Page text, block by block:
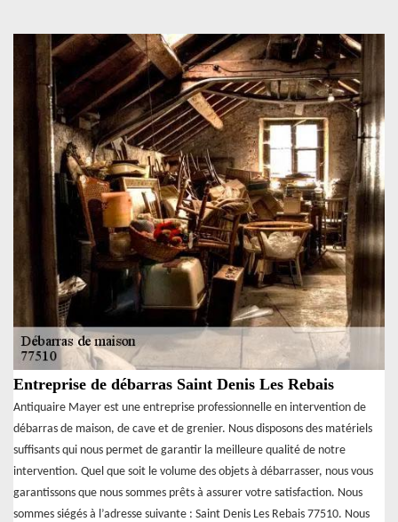
Entreprise de débarras Saint Denis Les Rebais
Antiquaire Mayer est une entreprise professionnelle en intervention de
débarras de maison, de cave et de grenier. Nous disposons des matériels
suffisants qui nous permet de garantir la meilleure qualité de notre
intervention. Quel que soit le volume des objets à débarrasser, nous vous
garantissons que nous sommes prêts à assurer votre satisfaction. Nous
sommes siégés à l’adresse suivante : Saint Denis Les Rebais 77510. Nous